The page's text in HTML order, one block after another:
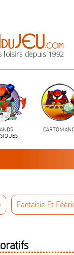
Fantaisie Et